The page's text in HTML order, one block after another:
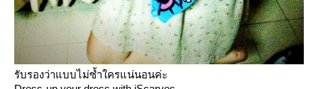
รับรองว่าแบบไม่ซ้ำใครแน่นอนค่ะ